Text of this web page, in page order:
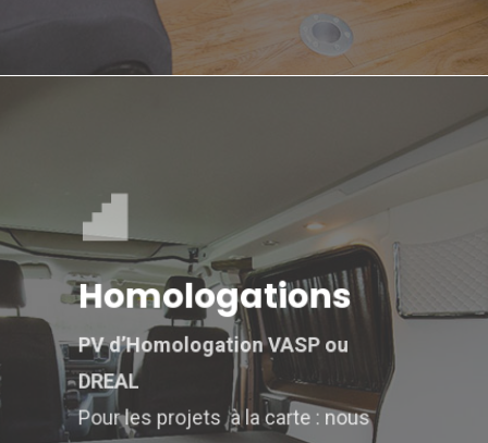
Homologations
PV d’Homologation VASP ou
DREAL
Pour les projets à la carte : nous